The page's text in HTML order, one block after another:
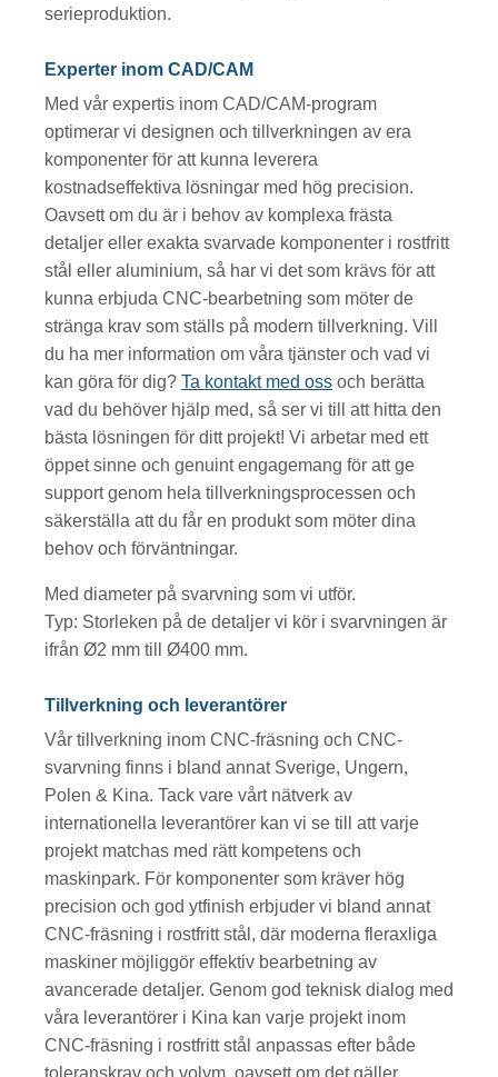
serieproduktion.
Experter inom CAD/CAM
Med vår expertis inom CAD/CAM-program
optimerar vi designen och tillverkningen av era
komponenter för att kunna leverera
kostnadseffektiva lösningar med hög precision.
Oavsett om du är i behov av komplexa frästa
detaljer eller exakta svarvade komponenter i rostfritt
stål eller aluminium, så har vi det som krävs för att
kunna erbjuda CNC-bearbetning som möter de
stränga krav som ställs på modern tillverkning. Vill
du ha mer information om våra tjänster och vad vi
kan göra för dig? Ta kontakt med oss och berätta
vad du behöver hjälp med, så ser vi till att hitta den
bästa lösningen för ditt projekt! Vi arbetar med ett
öppet sinne och genuint engagemang för att ge
support genom hela tillverkningsprocessen och
säkerställa att du får en produkt som möter dina
behov och förväntningar.
Med diameter på svarvning som vi utför.
Typ: Storleken på de detaljer vi kör i svarvningen är
ifrån Ø2 mm till Ø400 mm.
Tillverkning och leverantörer
Vår tillverkning inom CNC-fräsning och CNC-
svarvning finns i bland annat Sverige, Ungern,
Polen & Kina. Tack vare vårt nätverk av
internationella leverantörer kan vi se till att varje
projekt matchas med rätt kompetens och
maskinpark. För komponenter som kräver hög
precision och god ytfinish erbjuder vi bland annat
CNC-fräsning i rostfritt stål, där moderna fleraxliga
maskiner möjliggör effektiv bearbetning av
avancerade detaljer. Genom god teknisk dialog med
våra leverantörer i Kina kan varje projekt inom
CNC-fräsning i rostfritt stål anpassas efter både
toleranskrav och volym, oavsett om det gäller